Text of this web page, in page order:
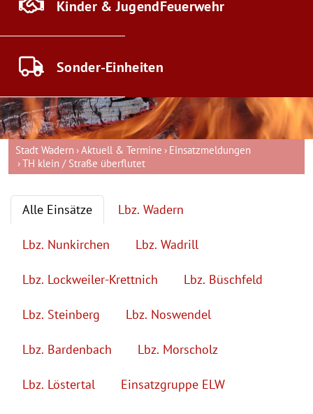
Kinder & JugendFeuerwehr
Sonder-Einheiten
Stadt Wadern Aktuell & Termine
Einsatzmeldungen
TH klein / Straße überflutet
Alle Einsätze Lbz. Wadern
Lbz. Nunkirchen Lbz. Wadrill
Lbz. Lockweiler-Krettnich Lbz. Büschfeld
Lbz. Steinberg Lbz. Noswendel
Lbz. Bardenbach Lbz. Morscholz
Lbz. Löstertal Einsatzgruppe ELW